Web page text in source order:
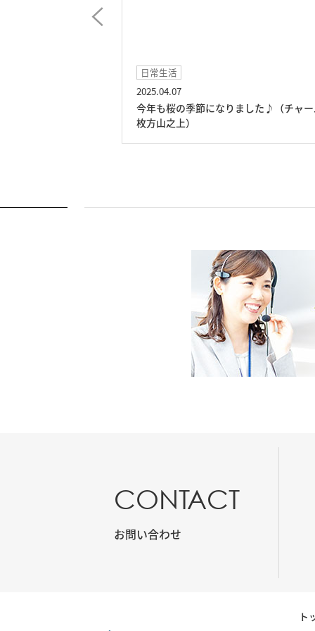
日常生活
2025.04.07
今年も桜の季節になりました♪（チャ
枚方山之上）
CONTACT
お問い合わせ
ト